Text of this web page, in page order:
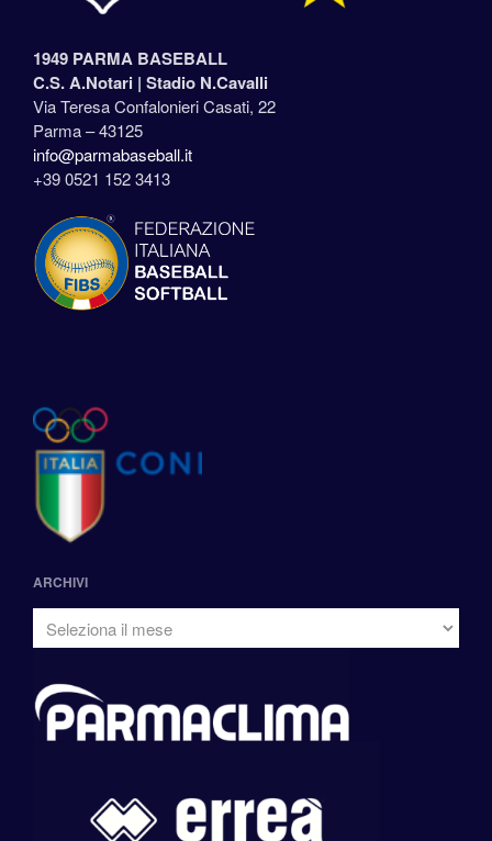
1949 PARMA BASEBALL
C.S. A.Notari | Stadio N.Cavalli
Via Teresa Confalonieri Casati, 22
Parma – 43125
info@parmabaseball.it
+39 0521 152 3413
ARCHIVI